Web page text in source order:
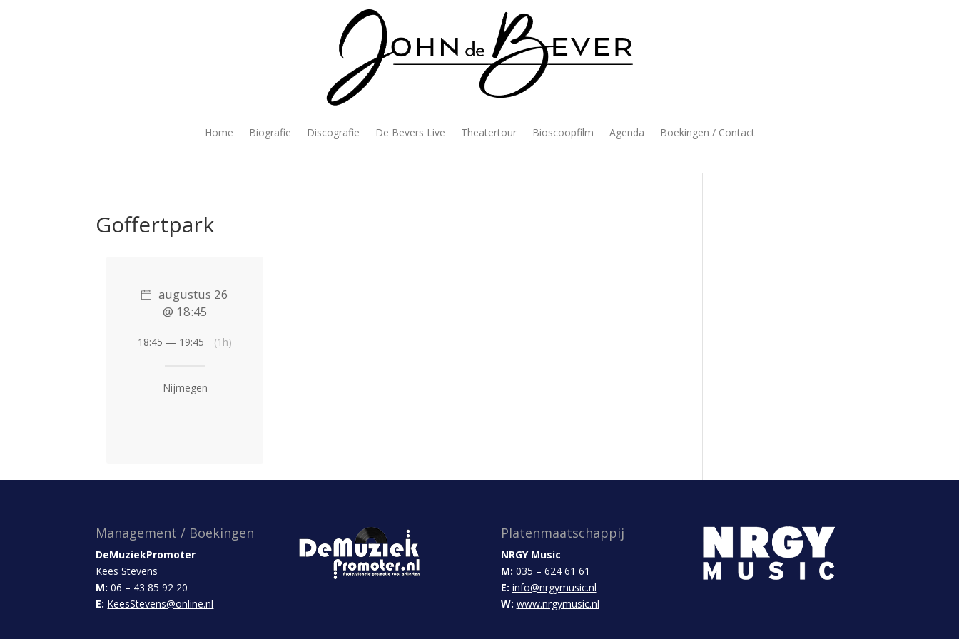
Home Biografie Discografie De Bevers Live Theatertour Bioscoopfilm Agenda Boekingen / Contact
Goffertpark
augustus 26
@ 18:45
18:45 — 19:45 (1h)
Nijmegen
Management / Boekingen
DeMuziekPromoter
Kees Stevens
M: 06 – 43 85 92 20
E: KeesStevens@online.nl
Platenmaatschappij
NRGY Music
M: 035 – 624 61 61
E: info@nrgymusic.nl
W: www.nrgymusic.nl